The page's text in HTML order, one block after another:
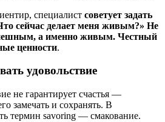
специалист советует задать
сейчас делает меня живым?» Не
а именно живым. Честный
ценности.
удовольствие
не гарантирует счастья —
замечать и сохранять. В
термин savoring — смакование.